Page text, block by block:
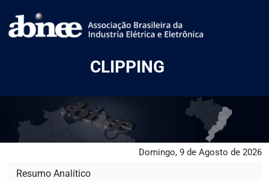
CLIPPING
Domingo, 9 de Agosto de 2026
Resumo Analítico